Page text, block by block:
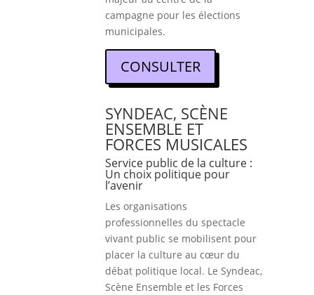
campagne pour les élections
municipales.
CONSULTER
SYNDEAC, SCÈNE
ENSEMBLE ET
FORCES MUSICALES
Service public de la culture :
Un choix politique pour
l’avenir
Les organisations
professionnelles du spectacle
vivant public se mobilisent pour
placer la culture au cœur du
débat politique local. Le Syndeac,
Scène Ensemble et les Forces